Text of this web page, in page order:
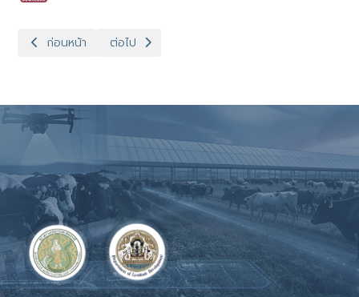
เนื้อหาก่อนหน้า: ประกาศสำนักงานปศุสัตว์จังหวัดเชียงใหม่ เรื่อง ปร
ก่อนหน้า เนื้อหาถัดไป: ประกาศสำนักงานปศุสัตว์จังหวัดเชีย
ต่อไป